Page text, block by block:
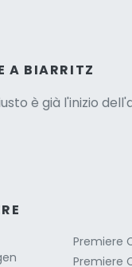
A BIARRITZ
è già l'inizio
Premiere
Premiere